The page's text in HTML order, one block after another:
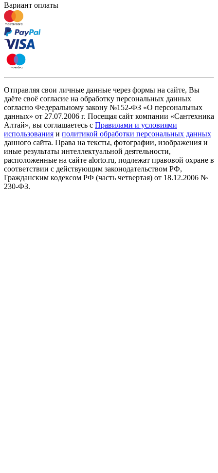
Вариант оплаты
Отправляя свои личные данные через формы на сайте, Вы
даёте своё согласие на обработку персональных данных
согласно Федеральному закону №152-ФЗ «О персональных
данных» от 27.07.2006 г. Посещая сайт компании «Cантехника
Алтай», вы соглашаетесь с Правилами и условиями
использования и политикой обработки персональных данных
данного сайта. Права на тексты, фотографии, изображения и
иные результаты интеллектуальной деятельности,
расположенные на сайте alorto.ru, подлежат правовой охране в
соответствии с действующим законодательством РФ,
Гражданским кодексом РФ (часть четвертая) от 18.12.2006 №
230-ФЗ.